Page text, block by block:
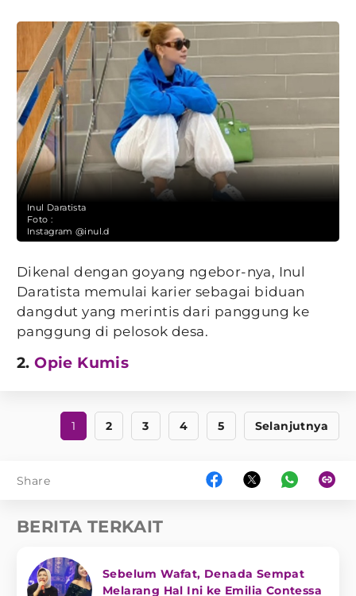
Inul Daratista
Foto :
Instagram @inul.d
Dikenal dengan goyang ngebor-nya, Inul
Daratista memulai karier sebagai biduan
dangdut yang merintis dari panggung ke
panggung di pelosok desa.
2.Opie Kumis
1 2 3 4 5 Selanjutnya
Share
BERITA TERKAIT
Sebelum Wafat, Denada Sempat
Melarang Hal Ini ke Emilia Contessa